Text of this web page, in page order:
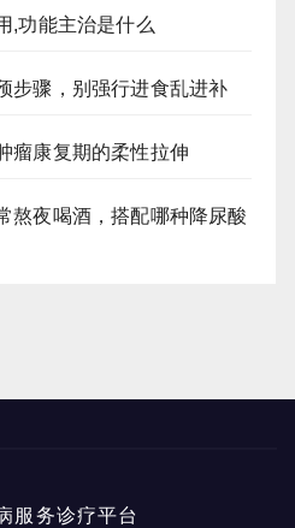
,功能主治是什么
步骤，别强行进食乱进补
瘤康复期的柔性拉伸
熬夜喝酒，搭配哪种降尿酸
服务诊疗平台